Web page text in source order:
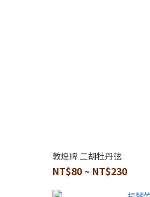
敦煌牌 二胡牡丹弦
NT$80 ~ NT$230